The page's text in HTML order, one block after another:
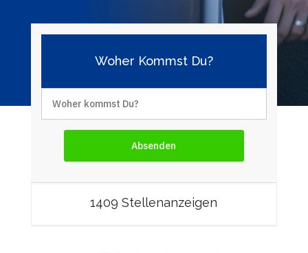
Woher Kommst Du?
1409 Stellenanzeigen